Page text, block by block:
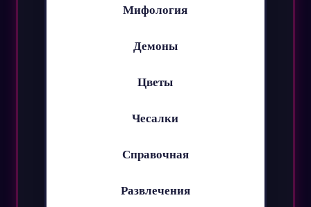
Мифология
Демоны
Цветы
Чесалки
Справочная
Развлечения